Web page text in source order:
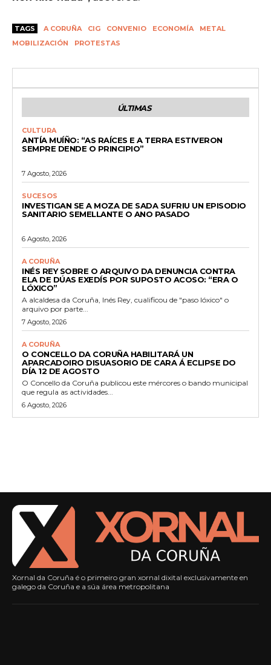
TAGS A CORUÑA CIG CONVENIO ECONOMÍA
METAL
MOBILIZACIÓN
PROTESTAS
ÚLTIMAS
CULTURA
ANTÍA MUÍÑO: “AS RAÍCES E A TERRA ESTIVERON
SEMPRE DENDE O PRINCIPIO”
7 Agosto, 2026
SUCESOS
INVESTIGAN SE A MOZA DE SADA SUFRIU UN EPISODIO
SANITARIO SEMELLANTE O ANO PASADO
6 Agosto, 2026
A CORUÑA
INÉS REY SOBRE O ARQUIVO DA DENUNCIA CONTRA
ELA DE DÚAS EXEDÍS POR SUPOSTO ACOSO: “ERA O
LÓXICO”
A alcaldesa da Coruña, Inés Rey, cualificou de "paso lóxico" o
arquivo por parte...
7 Agosto, 2026
A CORUÑA
O CONCELLO DA CORUÑA HABILITARÁ UN
APARCADOIRO DISUASORIO DE CARA Á ECLIPSE DO
DÍA 12 DE AGOSTO
O Concello da Coruña publicou este mércores o bando municipal
que regula as actividades...
6 Agosto, 2026
Xornal da Coruña é o primeiro gran xornal dixital exclusivamente en
galego da Coruña e a súa área metropolitana